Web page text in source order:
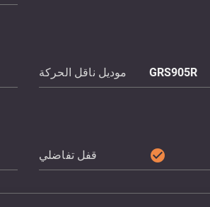
موديل ناقل الحركة GRS905R
قفل تفاضلي check_circle